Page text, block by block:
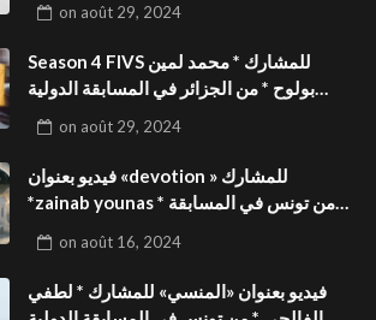
»فيديو بعنوان
on août 29, 2024
Season 4 FIVS للمشارك * محمد لمين
بولوح * من الجزائر في المسابقة الدولية
بالمهرجان الدولي للفيدوهات
on août 29, 2024
فيديو بعنوان «devotion » للمشارك
*zainab younas * من تونس في المسابقة
التوعوية Season 4 FIVS
on août 16, 2024
فيديو بعنوان «المنسي» للمشارك * لطفي